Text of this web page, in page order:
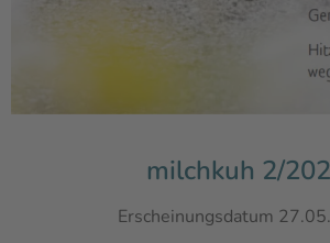
milchkuh 2/
Erscheinungsdatum